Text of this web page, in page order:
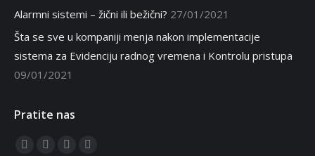
Alarmni sistemi – žični ili bežični? 27/01/2021
Šta se sve u kompaniji menja nakon implementacije
sistema za Evidenciju radnog vremena i Kontrolu pristupa
09/01/2021
Pratite nas
Find us on:
Facebook
TwitterLinkedinInstagram